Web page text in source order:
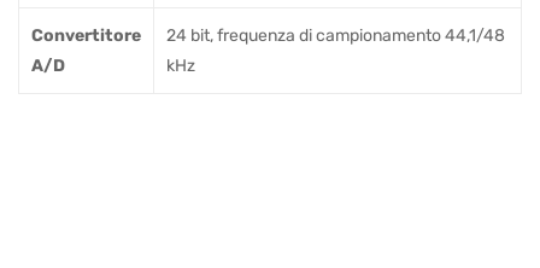
Convertitore
A/D
24 bit, frequenza di campionamento 44,1/48
kHz